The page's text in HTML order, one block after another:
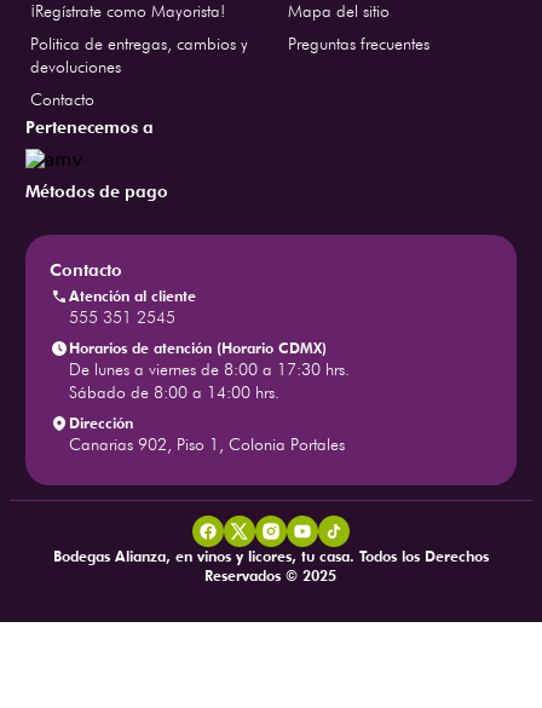
¡Regístrate como Mayorista!
Politica de entregas, cambios y
devoluciones
Contacto
Mapa del sitio
Preguntas frecuentes
Pertenecemos a
Métodos de pago
Contacto
Atención al cliente
555 351 2545
Horarios de atención (Horario CDMX)
De lunes a viernes de 8:00 a 17:30 hrs.
Sábado de 8:00 a 14:00 hrs.
Dirección
Canarias 902, Piso 1, Colonia Portales
Bodegas Alianza, en vinos y licores, tu casa. Todos los Derechos
Reservados © 2025